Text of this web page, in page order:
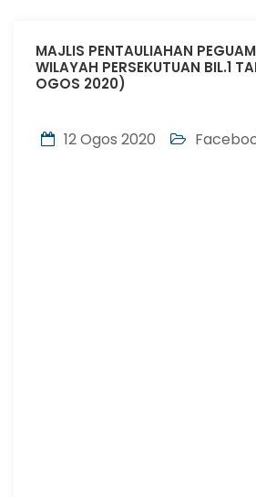
MAJLIS PENTAULIAHAN
WILAYAH PERSEKUTUAN BIL.1
OGOS 2020)
12 Ogos 2020